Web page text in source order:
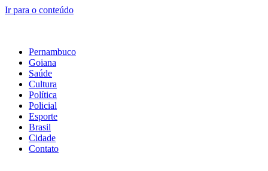
Ir para o conteúdo
Pernambuco
Goiana
Saúde
Cultura
Política
Policial
Esporte
Brasil
Cidade
Contato